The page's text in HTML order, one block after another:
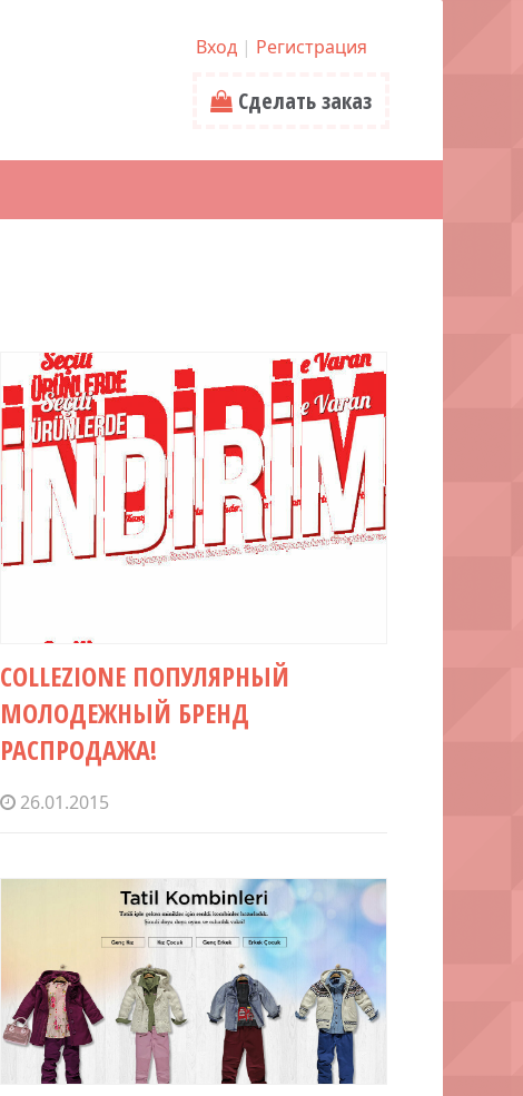
Вход | Регистрация
Сделать заказ
COLLEZIONE ПОПУЛЯРНЫЙ
МОЛОДЕЖНЫЙ БРЕНД
РАСПРОДАЖА!
26.01.2015